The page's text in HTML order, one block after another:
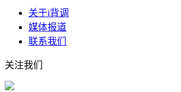
关于i背调
媒体报道
联系我们
关注我们